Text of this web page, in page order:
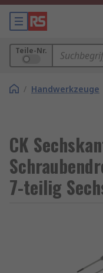
Teile-Nr.
/ Handwerkzeuge
CK
7-teilig